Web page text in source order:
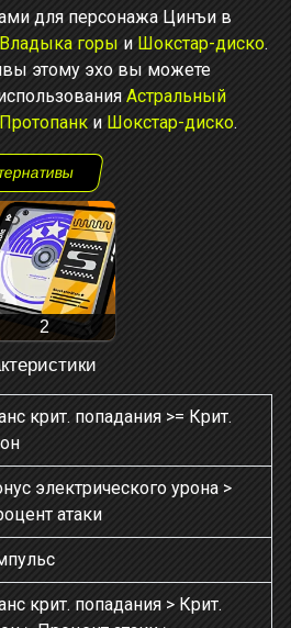
для персонажа Цинъи в
Владыка горы и Шокстар-диско.
этому эхо вы можете
Астральный
Протопанк и Шокстар-диско.
2
крит. попадания >= Крит.
электрического урона >
атаки
крит. попадания > Крит.